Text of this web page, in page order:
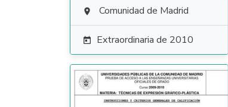
 Comunidad de Madrid
 Extraordinaria de 2010